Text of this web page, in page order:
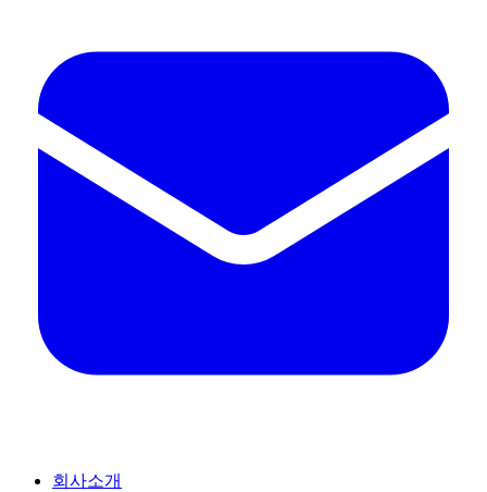
회사소개